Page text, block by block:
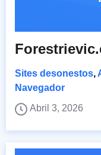
Sites desonestos,
Navegador
Abril 3, 2026